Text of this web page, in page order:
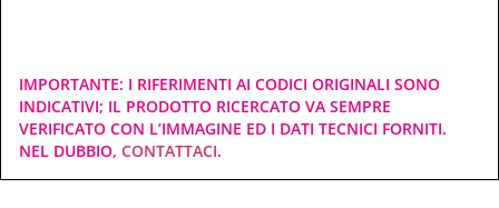
IMPORTANTE: I RIFERIMENTI AI CODICI ORIGINALI SONO
INDICATIVI; IL PRODOTTO RICERCATO VA SEMPRE
VERIFICATO CON L’IMMAGINE ED I DATI TECNICI FORNITI.
NEL DUBBIO, CONTATTACI.